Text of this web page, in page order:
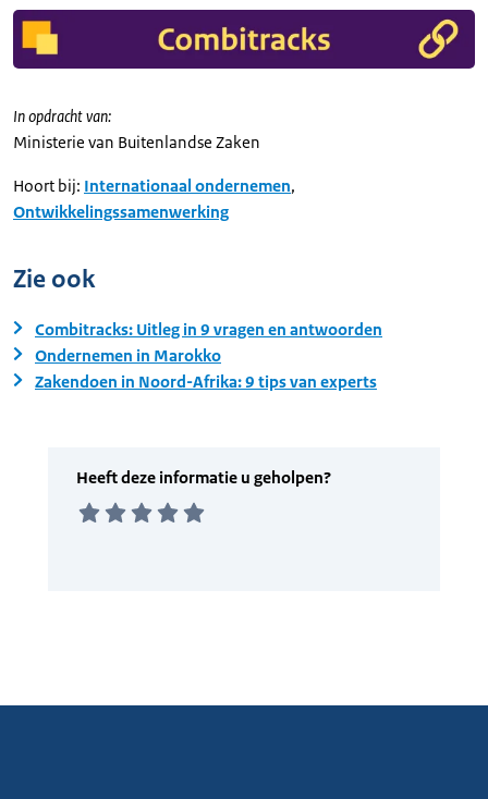
In opdracht van:
Ministerie van Buitenlandse Zaken
Hoort bij: Internationaal ondernemen,
Ontwikkelingssamenwerking
Zie ook
Combitracks: Uitleg in 9 vragen en antwoorden
Ondernemen in Marokko
Zakendoen in Noord-Afrika: 9 tips van experts